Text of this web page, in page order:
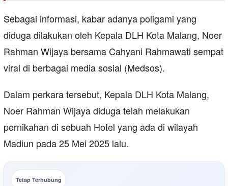
Sebagai informasi, kabar adanya poligami yang
diduga dilakukan oleh Kepala DLH Kota Malang, Noer
Rahman Wijaya bersama Cahyani Rahmawati sempat
viral di berbagai media sosial (Medsos).
Dalam perkara tersebut, Kepala DLH Kota Malang,
Noer Rahman Wijaya diduga telah melakukan
pernikahan di sebuah Hotel yang ada di wilayah
Madiun pada 25 Mei 2025 lalu.
Tetap Terhubung